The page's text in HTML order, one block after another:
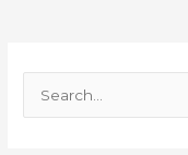
e